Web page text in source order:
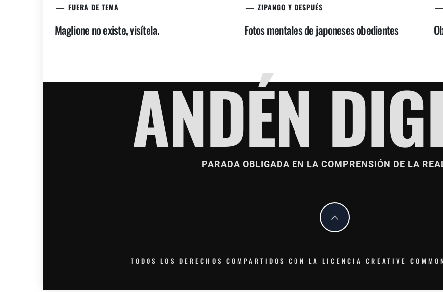
FUERA DE TEMA
Maglione no existe, visítela.
ZIPANGO Y DESPUÉS
Fotos mentales de japoneses obedientes
ANDÉN
PARADA OBLIGADA EN LA COMPRENSIÓN DE LA
TODOS LOS DERECHOS COMPARTIDOS CON LA LICENCIA CREATIVE